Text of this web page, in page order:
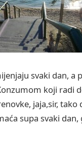
svaki dan, a
koji radi
jaja,sir,
supa svaki